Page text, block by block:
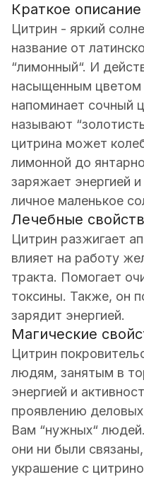
Краткое
Цитрин - яркий
название от
“лимонный“. И
насыщенным цветом
напоминает сочный
называют
цитрина может
лимонной до
заряжает энергией
личное маленькое
Лечебные
Цитрин разжигает
влияет на работу
тракта. Помогает
токсины. Также, он
зарядит энергией.
Магические
Цитрин
людям, занятым в
энергией и
проявлению деловых
Вам “нужных“
они ни были
украшение с